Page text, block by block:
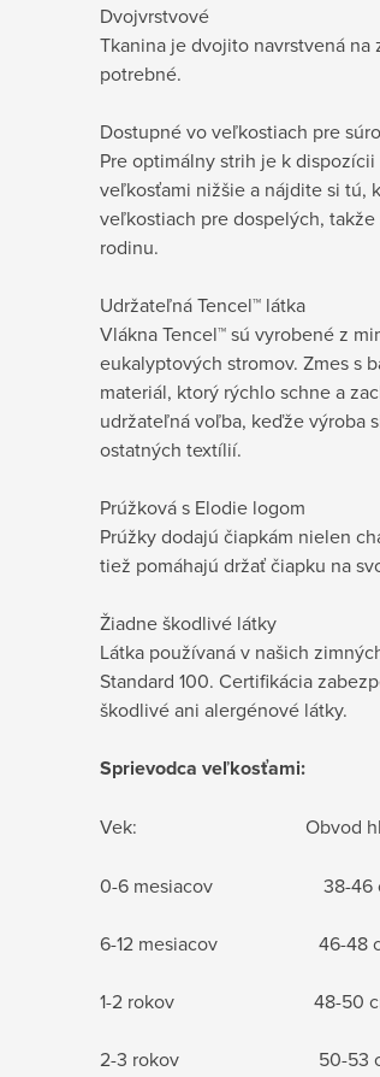
Dvojvrstvové
Tkanina je dvojito navrstvená
potrebné.
Dostupné vo veľkostiach pre
Pre optimálny strih je k
veľkosťami nižšie a nájdite si tú,
veľkostiach pre dospelých,
rodinu.
Udržateľná Tencel™ látka
Vlákna Tencel™ sú vyrobené z
eukalyptových stromov. Zmes s
materiál, ktorý rýchlo schne a
udržateľná voľba, keďže výroba
ostatných textílií.
Prúžková s Elodie logom
Prúžky dodajú čiapkám nielen
tiež pomáhajú držať čiapku na
Žiadne škodlivé látky
Látka používaná v našich
Standard 100. Certifikácia
škodlivé ani alergénové látky.
Sprievodca veľkosťami:
Vek: Obvod
0-6 mesiacov 38-46
6-12 mesiacov 46-48
1-2 rokov 48-50
2-3 rokov 50-53